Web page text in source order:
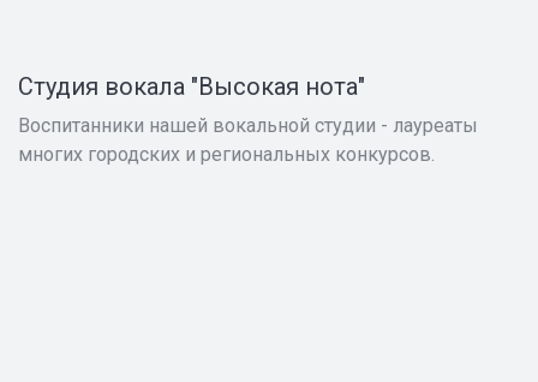
Студия вокала "Высокая нота"
Воспитанники нашей вокальной студии - лауреаты
многих городских и региональных конкурсов.